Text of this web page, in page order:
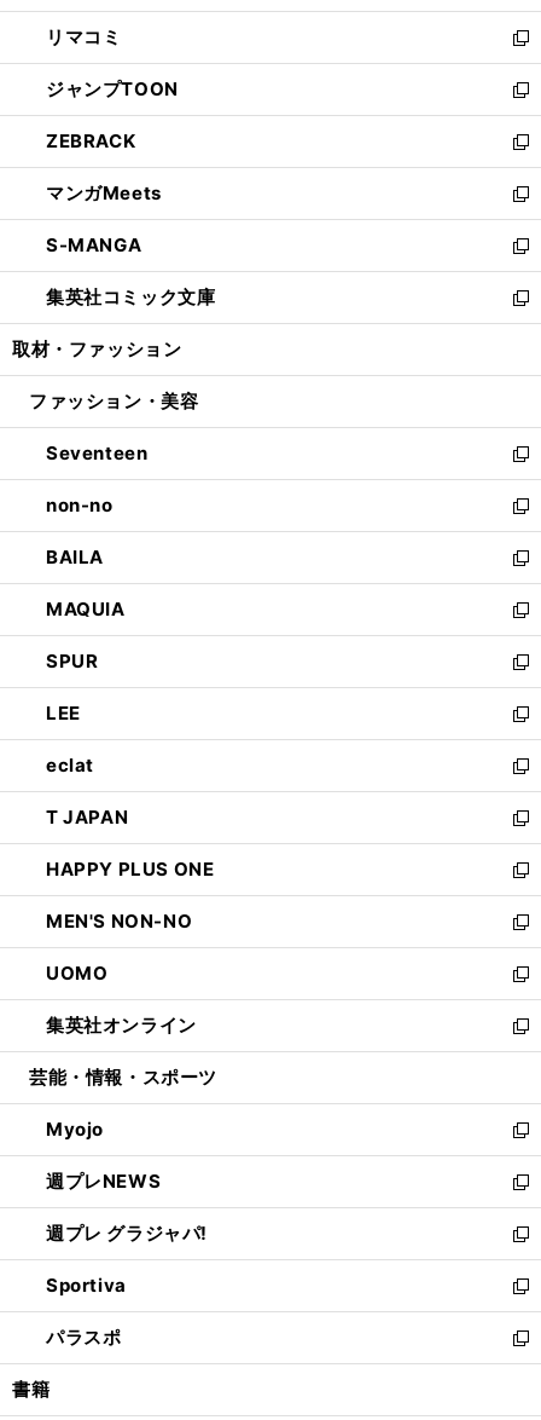
ウ
で
開
く
ン
ド
ウ
で
開
く
ウ
ィ
ン
ド
ウ
で
開
く
し
い
ウ
ィ
ン
ド
ウ
で
開
く
リマコミ
新
し
い
ウ
ィ
ン
ド
ウ
で
開
く
ジャンプTOON
新
し
い
ウ
ィ
ン
ド
ウ
で
開
ZEBRACK
新
し
い
ウ
ィ
ン
ド
ウ
開
マンガMeets
新
し
い
ウ
ィ
ン
ウ
開
く
S-MANGA
新
し
い
ウ
ン
ウ
で
開
く
集英社コミック文庫
新
し
ウ
ン
ド
ウ
で
開
く
取材・ファッション
ファッション・美容
Seventeen
新
し
い
ウ
ィ
ン
ド
ウ
で
開
く
non-no
新
し
い
ウ
ィ
ン
ド
ウ
で
開
く
BAILA
新
し
い
ウ
ィ
ン
ド
ウ
で
開
く
MAQUIA
新
し
い
ウ
ィ
ン
ド
ウ
で
開
く
SPUR
新
し
い
ウ
ィ
ン
ド
ウ
で
開
く
LEE
新
し
い
ウ
ィ
ン
ド
ウ
で
開
く
eclat
新
し
い
ウ
ィ
ン
ド
ウ
で
開
く
T JAPAN
新
し
い
ウ
ィ
ン
ド
ウ
で
開
HAPPY PLUS ONE
新
し
い
ウ
ィ
ン
ド
ウ
開
く
MEN'S NON-NO
新
し
い
ウ
ィ
ン
ウ
で
開
く
UOMO
新
し
い
ウ
ン
ド
ウ
で
開
く
集英社オンライン
新
し
ウ
ィ
ン
ド
ウ
で
開
く
芸能・情報・スポーツ
Myojo
新
し
い
ウ
ィ
ン
ド
ウ
で
開
週プレNEWS
新
し
い
ウ
ィ
ン
ド
ウ
開
週プレ グラジャパ!
新
し
い
ウ
ィ
ン
Sportiva
新
し
い
ウ
パラスポ
新
し
書籍